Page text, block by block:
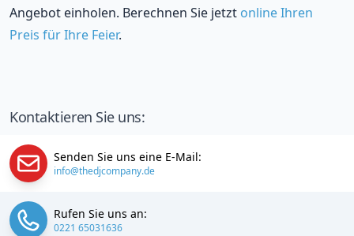
Angebot einholen. Berechnen Sie jetzt online Ihren
Preis für Ihre Feier.
Kontaktieren Sie uns:
Senden Sie uns eine E-Mail:
info@thedjcompany.de
Rufen Sie uns an:
0221 65031636